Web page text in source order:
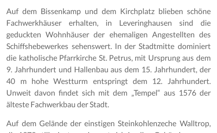
Auf dem Bissenkamp und dem Kirchplatz blieben schöne
Fachwerkhäuser erhalten, in Leveringhausen sind die
geduckten Wohnhäuser der ehemaligen Angestellten des
Schiffshebewerkes sehenswert. In der Stadtmitte dominiert
die katholische Pfarrkirche St. Petrus, mit Ursprung aus dem
9. Jahrhundert und Hallenbau aus dem 15. Jahrhundert, der
40 m hohe Westturm entspringt dem 12. Jahrhundert.
Unweit davon findet sich mit dem „Tempel“ aus 1576 der
älteste Fachwerkbau der Stadt.
Auf dem Gelände der einstigen Steinkohlenzeche Walltrop,